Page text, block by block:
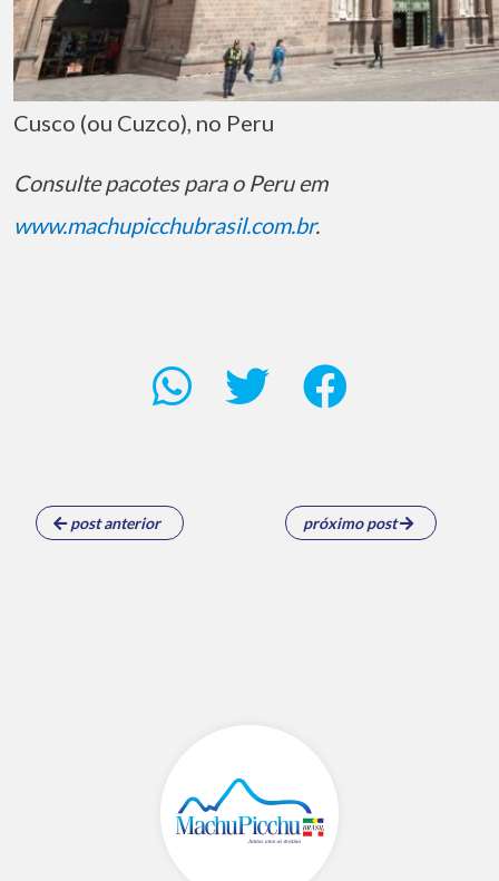
Cusco (ou Cuzco), no Peru
Consulte pacotes para o Peru em
www.machupicchubrasil.com.br.
post anterior próximo post